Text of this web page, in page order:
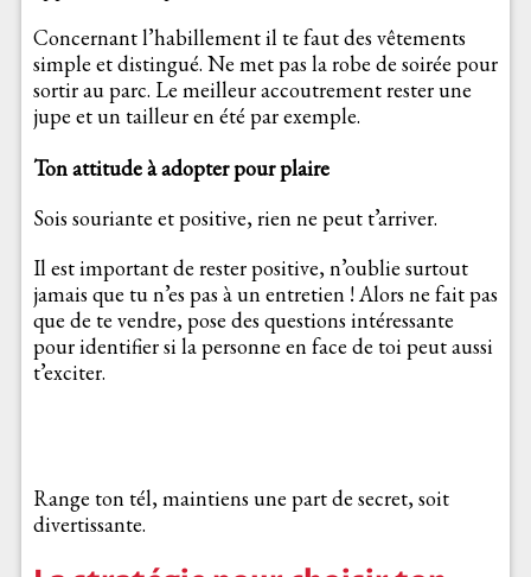
Concernant l’habillement il te faut des vêtements
simple et distingué. Ne met pas la robe de soirée pour
sortir au parc. Le meilleur accoutrement rester une
jupe et un tailleur en été par exemple.
Ton attitude à adopter pour plaire
Sois souriante et positive, rien ne peut t’arriver.
Il est important de rester positive, n’oublie surtout
jamais que tu n’es pas à un entretien ! Alors ne fait pas
que de te vendre, pose des questions intéressante
pour identifier si la personne en face de toi peut aussi
t’exciter.
Range ton tél, maintiens une part de secret, soit
divertissante.